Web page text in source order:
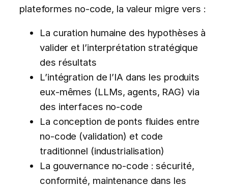
plateformes no-code, la valeur migre vers :
La curation humaine des hypothèses à
valider et l’interprétation stratégique
des résultats
L’intégration de l’IA dans les produits
eux-mêmes (LLMs, agents, RAG) via
des interfaces no-code
La conception de ponts fluides entre
no-code (validation) et code
traditionnel (industrialisation)
La gouvernance no-code : sécurité,
conformité, maintenance dans les